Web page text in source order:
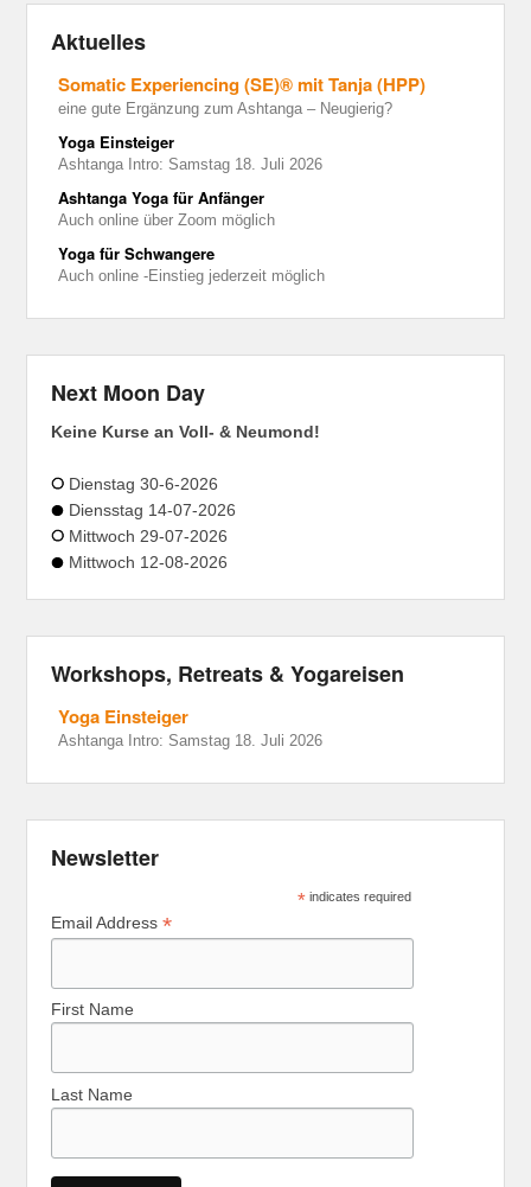
Aktuelles
Somatic Experiencing (SE)® mit Tanja (HPP)
eine gute Ergänzung zum Ashtanga – Neugierig?
Yoga Einsteiger
Ashtanga Intro: Samstag 18. Juli 2026
Ashtanga Yoga für Anfänger
Auch online über Zoom möglich
Yoga für Schwangere
Auch online -Einstieg jederzeit möglich
Next Moon Day
Keine Kurse an Voll- & Neumond!
Dienstag 30-6-2026
Diensstag 14-07-2026
Mittwoch 29-07-2026
Mittwoch 12-08-2026
Workshops, Retreats & Yogareisen
Yoga Einsteiger
Ashtanga Intro: Samstag 18. Juli 2026
Newsletter
*indicates required
Email Address*
First Name
Last Name